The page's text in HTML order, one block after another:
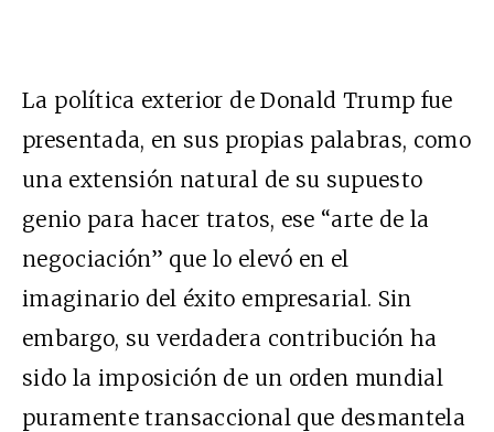
La política exterior de Donald Trump fue
presentada, en sus propias palabras, como
una extensión natural de su supuesto
genio para hacer tratos, ese “arte de la
negociación” que lo elevó en el
imaginario del éxito empresarial. Sin
embargo, su verdadera contribución ha
sido la imposición de un orden mundial
puramente transaccional que desmantela